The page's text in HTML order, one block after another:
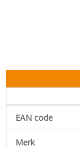
EAN code
Merk